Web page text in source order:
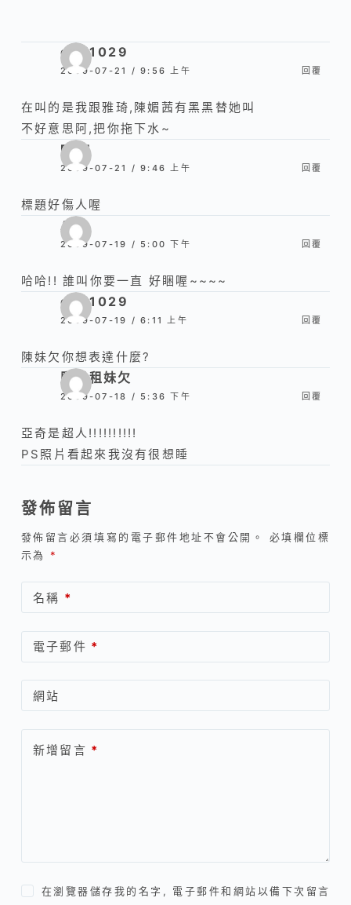
didi1029
2009-07-21 / 9:56 上午 回覆
在叫的是我跟雅琦,陳媚茜有黑黑替她叫
不好意思阿,把你拖下水~
REN
2009-07-21 / 9:46 上午 回覆
標題好傷人喔
Ann
2009-07-19 / 5:00 下午 回覆
哈哈!! 誰叫你要一直 好睏喔~~~~
didi1029
2009-07-19 / 6:11 上午 回覆
陳妹欠你想表達什麼?
腿租租妹欠
2009-07-18 / 5:36 下午 回覆
亞奇是超人!!!!!!!!!!
PS照片看起來我沒有很想睡
發佈留言
發佈留言必須填寫的電子郵件地址不會公開。
必填欄位標
示為 *
名稱 *
電子郵件 *
網站
新增留言 *
在瀏覽器儲存我的名字, 電子郵件和網站以備下次留言